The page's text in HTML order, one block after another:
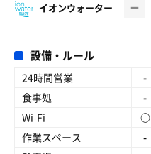
イオンウォーター
設備・ルール
24時間営業 -
食事処
-
Wi-Fi
○
作業スペース
-